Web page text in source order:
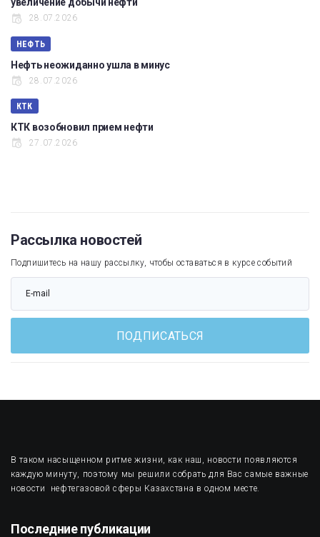
увеличение добычи нефти
28.07.2026
НЕФТЬ
Нефть неожиданно ушла в минус
28.07.2026
КТК
КТК возобновил прием нефти
27.07.2026
Рассылка новостей
Подпишитесь на нашу рассылку, чтобы оставаться в курсе событий
ПОДПИСАТЬСЯ
В таком насыщенном ритме жизни, как наш, новости появляются
каждую минуту, поэтому мы решили собрать для Вас самые важные
новости нефтегазовой сферы Казахстана в одном месте.
Последние публикации